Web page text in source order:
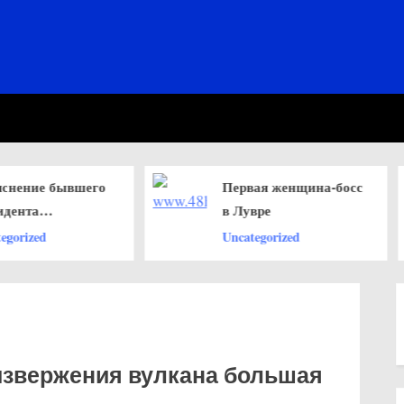
Первая женщина-босс
вулкана большая